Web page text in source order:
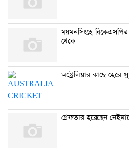
ময়মনসিংহে
থেকে
অস্ট্রেলিয়ার কাছে
গ্রেফতার হয়েছেন